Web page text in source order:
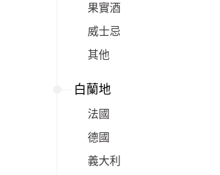
果實酒
威士忌
其他
白蘭地
法國
德國
義大利